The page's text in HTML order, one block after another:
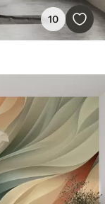
10